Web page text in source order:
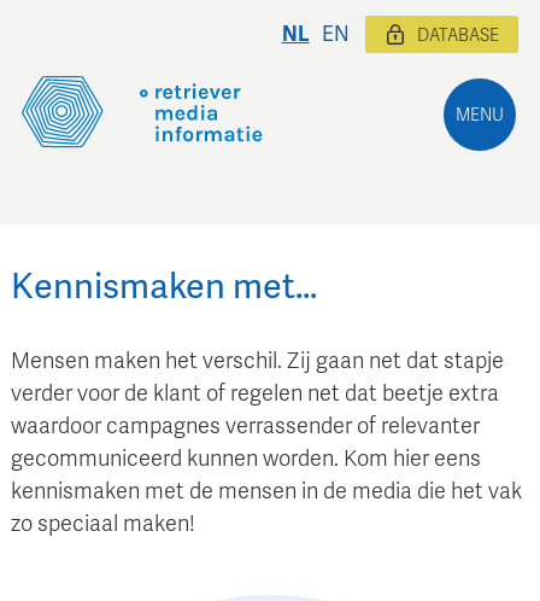
MENU
NL EN DATABASE
Kennismaken met…
Mensen maken het verschil. Zij gaan net dat stapje
verder voor de klant of regelen net dat beetje extra
waardoor campagnes verrassender of relevanter
gecommuniceerd kunnen worden. Kom hier eens
kennismaken met de mensen in de media die het vak
zo speciaal maken!